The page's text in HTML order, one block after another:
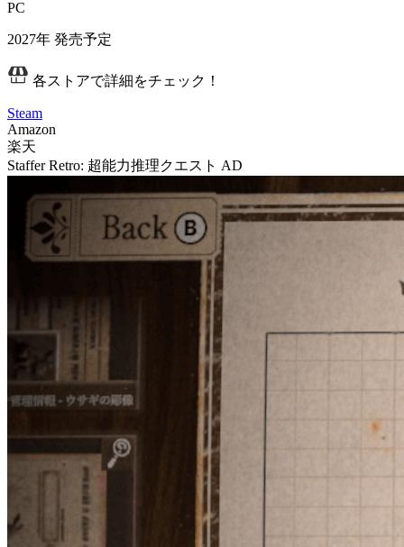
PC
2027年 発売予定
各ストアで詳細をチェック！
Steam
Amazon
楽天
Staffer Retro: 超能力推理クエスト AD